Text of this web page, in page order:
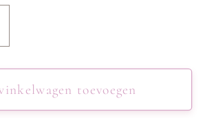
toevoegen